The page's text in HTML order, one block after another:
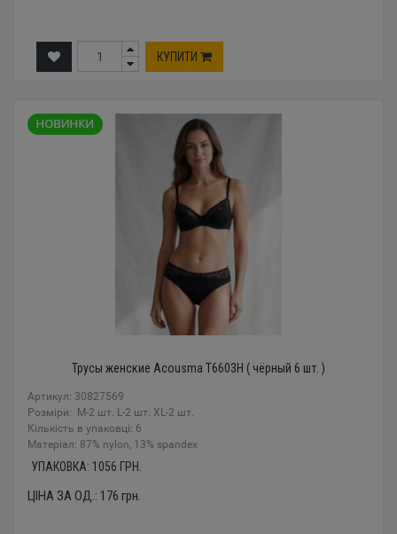
КУПИТИ
Трусы женские Acousma T6603H ( чёрный 6 шт. )
Артикул: 30827569
Розміри: M-2 шт. L-2 шт. XL-2 шт.
Кількість в упаковці: 6
Mатеріал: 87% nylon, 13% spandex
УПАКОВКА: 1056 ГРН.
ЦІНА ЗА ОД.: 176 грн.